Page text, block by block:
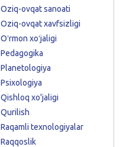
Oziq-ovqat sanoati
Oziq-ovqat xavfsizligi
Oʻrmon xoʻjaligi
Pedagogika
Planetologiya
Psixologiya
Qishloq xo'jaligi
Qurilish
Raqamli texnologiyalar
Raqqoslik